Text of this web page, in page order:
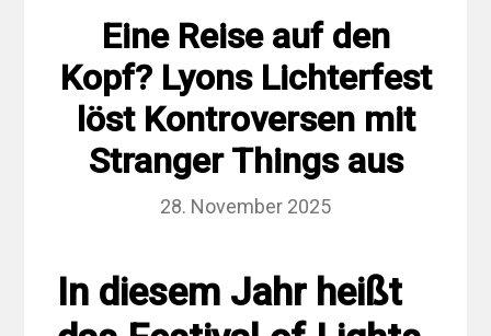
Eine Reise auf den
Kopf? Lyons Lichterfest
löst Kontroversen mit
Stranger Things aus
28. November 2025
In diesem Jahr heißt